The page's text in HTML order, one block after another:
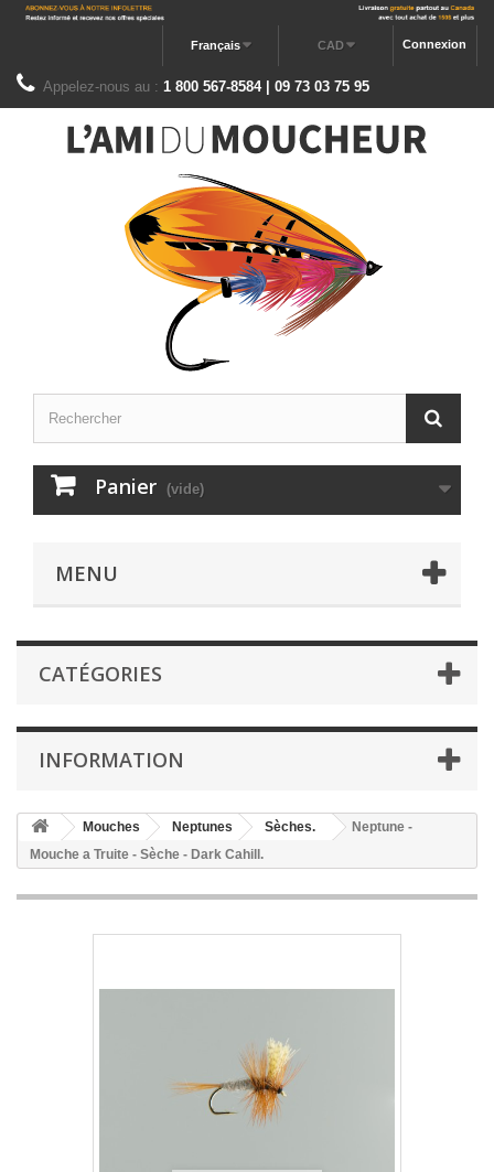
Connexion
CAD
Français
Appelez-nous au : 1 800 567-8584 | 09 73 03 75 95
Panier (vide)
MENU
CATÉGORIES
INFORMATION
Mouches Neptunes Sèches.
Neptune -
Mouche a Truite - Sèche - Dark Cahill.